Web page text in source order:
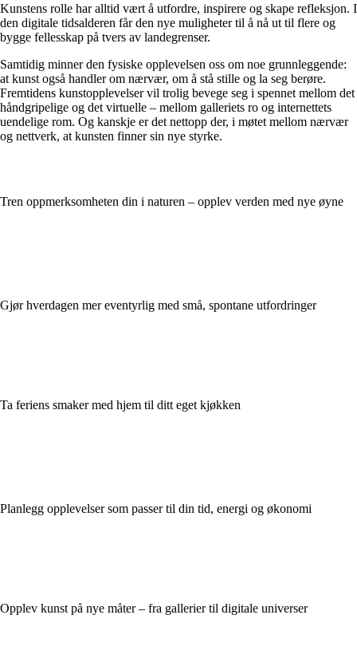
Kunstens rolle har alltid vært å utfordre, inspirere og skape refleksjon. I
den digitale tidsalderen får den nye muligheter til å nå ut til flere og
bygge fellesskap på tvers av landegrenser.
Samtidig minner den fysiske opplevelsen oss om noe grunnleggende:
at kunst også handler om nærvær, om å stå stille og la seg berøre.
Fremtidens kunstopplevelser vil trolig bevege seg i spennet mellom det
håndgripelige og det virtuelle – mellom galleriets ro og internettets
uendelige rom. Og kanskje er det nettopp der, i møtet mellom nærvær
og nettverk, at kunsten finner sin nye styrke.
Tren oppmerksomheten din i naturen – opplev verden med nye øyne
Gjør hverdagen mer eventyrlig med små, spontane utfordringer
Ta feriens smaker med hjem til ditt eget kjøkken
Planlegg opplevelser som passer til din tid, energi og økonomi
Opplev kunst på nye måter – fra gallerier til digitale universer